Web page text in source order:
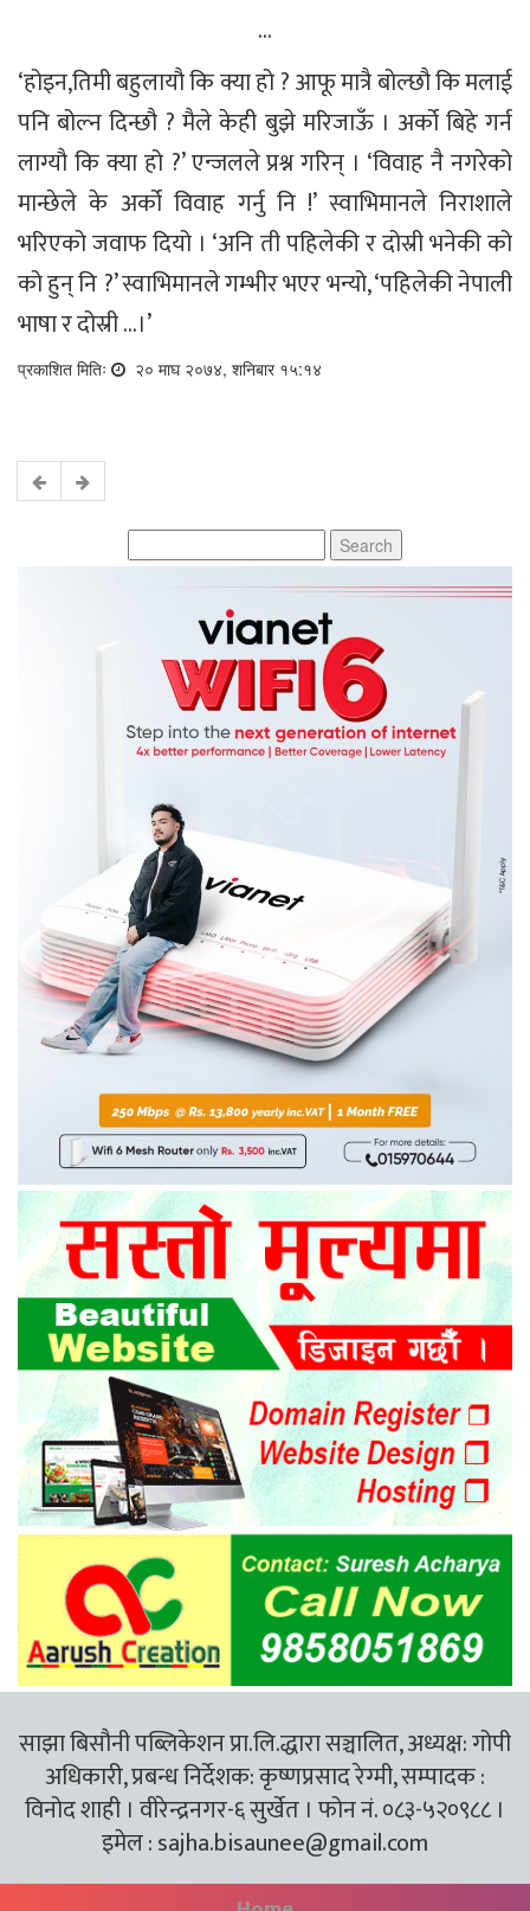
…
‘होइन,तिमी बहुलायौ कि क्या हो ? आफू मात्रै बोल्छौ कि मलाई
पनि बोल्न दिन्छौ ? मैले केही बुझे मरिजाऊँ । अर्को बिहे गर्न
लाग्यौ कि क्या हो ?’ एन्जलले प्रश्न गरिन् । ‘विवाह नै नगरेको
मान्छेले के अर्को विवाह गर्नु नि !’ स्वाभिमानले निराशाले
भरिएको जवाफ दियो । ‘अनि ती पहिलेकी र दोस्री भनेकी को
को हुन् नि ?’ स्वाभिमानले गम्भीर भएर भन्यो, ‘पहिलेकी नेपाली
भाषा र दोस्री …।’
प्रकाशित मितिः २० माघ २०७४, शनिबार १५:१४
for:
साझा बिसौनी पब्लिकेशन प्रा.लि.द्धारा सञ्चालित, अध्यक्ष: गोपी
अधिकारी, प्रबन्ध निर्देशक: कृष्णप्रसाद रेग्मी, सम्पादक :
विनोद शाही । वीरेन्द्रनगर-६ सुर्खेत । फोन नं. ०८३-५२०९८८ ।
इमेल :sajha.bisaunee@gmail.com